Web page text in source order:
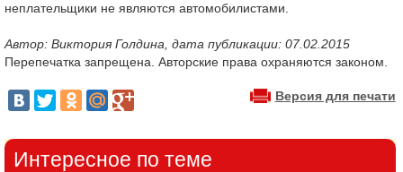
неплательщики не являются автомобилистами.
Автор: Виктория Голдина, дата публикации: 07.02.2015
Перепечатка запрещена. Авторские права охраняются законом.
Версия для печати
Интересное по теме